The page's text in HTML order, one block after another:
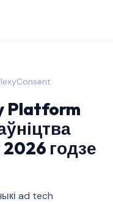
Platform
годзе
ad tech